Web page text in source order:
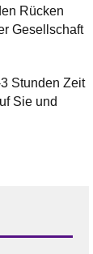
Rücken
Gesellschaft
Stunden Zeit
Sie und